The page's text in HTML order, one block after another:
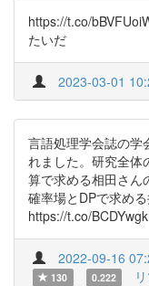
https://t.co/
たいだ
2023-03-01
言語処理学会誌の学
れました。研究全体
算で求める相田さん
確率場とDPで求め
https://t.co/
2022-09-16
130
0.222